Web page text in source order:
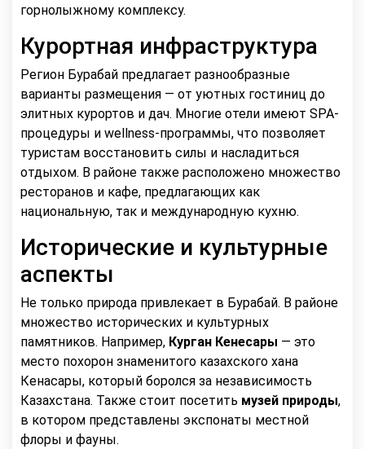
горнолыжному комплексу.
Курортная инфраструктура
Регион Бурабай предлагает разнообразные
варианты размещения — от уютных гостиниц до
элитных курортов и дач. Многие отели имеют SPA-
процедуры и wellness-программы, что позволяет
туристам восстановить силы и насладиться
отдыхом. В районе также расположено множество
ресторанов и кафе, предлагающих как
национальную, так и международную кухню.
Исторические и культурные
аспекты
Не только природа привлекает в Бурабай. В районе
множество исторических и культурных
памятников. Например, Курган Кенесары — это
место похорон знаменитого казахского хана
Кенасары, который боролся за независимость
Казахстана. Также стоит посетить музей природы,
в котором представлены экспонаты местной
флоры и фауны.